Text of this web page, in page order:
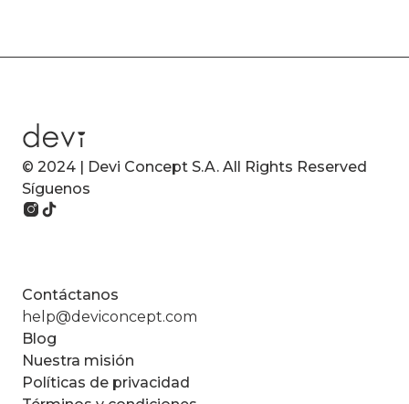
© 2024 | Devi Concept S.A. All Rights Reserved
Síguenos
Contáctanos
help@deviconcept.com
Blog
Nuestra misión
Políticas de privacidad